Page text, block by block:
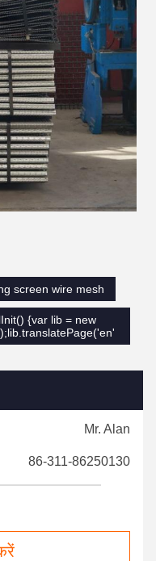
screen wire mesh
{var lib = new
Mr. Alan
86-311-86250130